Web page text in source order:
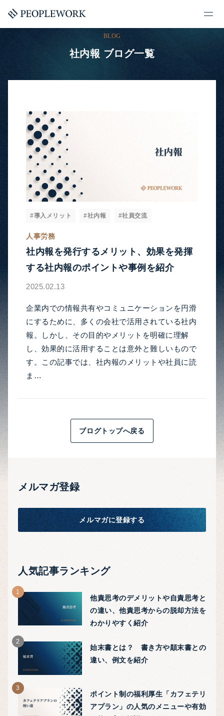
BLOG
社内報 ブログ一覧
#導入メリット #社内報 #社員交流
人事労務
社内報を発行するメリット、効果を発揮
する社内報のポイントや事例を紹介
2025.02.13
企業内での情報共有やコミュニケーションを円滑
にするために、多くの会社で活用されている社内
報。しかし、その目的やメリットを明確に理解
し、効果的に活用することは意外と難しいもので
す。この記事では、社内報のメリットや社員に読
ま…
ブログトップへ戻る
メルマガ登録
メルマガに登録する
人気記事ランキング
他責思考のデメリットや自責思考と
の違い、他責思考からの脱却方法を
わかりやすく紹介
始末書とは？ 書き方や顛末書との
違い、例文を紹介
ポイント制の福利厚生「カフェテリ
アプラン」の人気のメニューや有効